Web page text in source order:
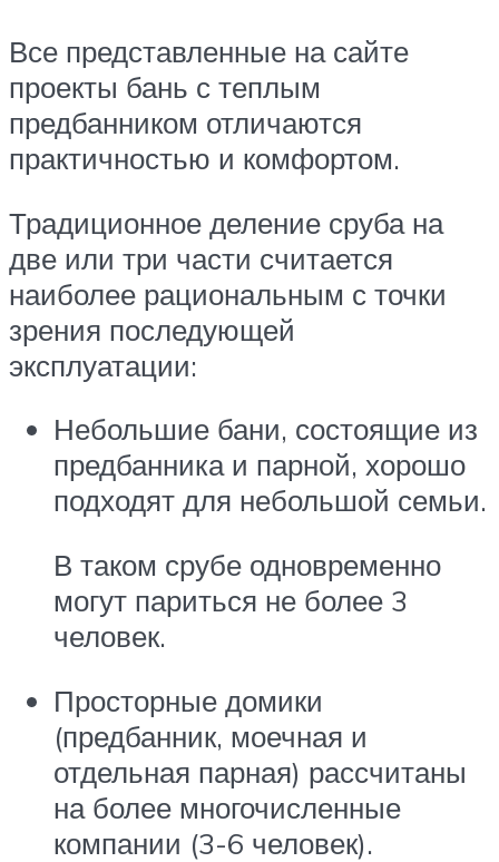
Все представленные на сайте
проекты бань с теплым
предбанником отличаются
практичностью и комфортом.
Традиционное деление сруба на
две или три части считается
наиболее рациональным с точки
зрения последующей
эксплуатации:
Небольшие бани, состоящие из
предбанника и парной, хорошо
подходят для небольшой семьи.
В таком срубе одновременно
могут париться не более 3
человек.
Просторные домики
(предбанник, моечная и
отдельная парная) рассчитаны
на более многочисленные
компании (3-6 человек).